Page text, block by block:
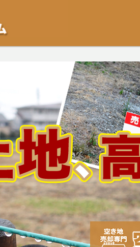
の「業者」が物件を買います。一般的に「売
はお気軽にご相談ください。空き地・土地